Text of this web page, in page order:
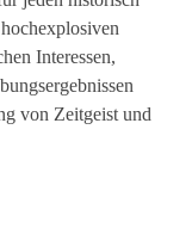
Interessen,
von Zeitgeist und